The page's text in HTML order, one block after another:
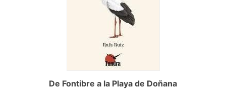
De Fontibre a la Playa de Doñana